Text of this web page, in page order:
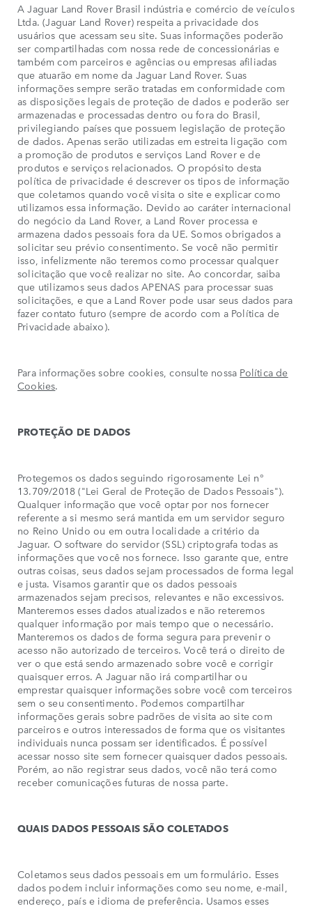
A Jaguar Land Rover Brasil indústria e comércio de veículos
Ltda. (Jaguar Land Rover) respeita a privacidade dos
usuários que acessam seu site. Suas informações poderão
ser compartilhadas com nossa rede de concessionárias e
também com parceiros e agências ou empresas afiliadas
que atuarão em nome da Jaguar Land Rover. Suas
informações sempre serão tratadas em conformidade com
as disposições legais de proteção de dados e poderão ser
armazenadas e processadas dentro ou fora do Brasil,
privilegiando países que possuem legislação de proteção
de dados. Apenas serão utilizadas em estreita ligação com
a promoção de produtos e serviços Land Rover e de
produtos e serviços relacionados. O propósito desta
política de privacidade é descrever os tipos de informação
que coletamos quando você visita o site e explicar como
utilizamos essa informação. Devido ao caráter internacional
do negócio da Land Rover, a Land Rover processa e
armazena dados pessoais fora da UE. Somos obrigados a
solicitar seu prévio consentimento. Se você não permitir
isso, infelizmente não teremos como processar qualquer
solicitação que você realizar no site. Ao concordar, saiba
que utilizamos seus dados APENAS para processar suas
solicitações, e que a Land Rover pode usar seus dados para
fazer contato futuro (sempre de acordo com a Política de
Privacidade abaixo).
Para informações sobre cookies, consulte nossa Política de
Cookies.
PROTEÇÃO DE DADOS
Protegemos os dados seguindo rigorosamente Lei n°
13.709/2018 ("Lei Geral de Proteção de Dados Pessoais").
Qualquer informação que você optar por nos fornecer
referente a si mesmo será mantida em um servidor seguro
no Reino Unido ou em outra localidade a critério da
Jaguar. O software do servidor (SSL) criptografa todas as
informações que você nos fornece. Isso garante que, entre
outras coisas, seus dados sejam processados de forma legal
e justa. Visamos garantir que os dados pessoais
armazenados sejam precisos, relevantes e não excessivos.
Manteremos esses dados atualizados e não reteremos
qualquer informação por mais tempo que o necessário.
Manteremos os dados de forma segura para prevenir o
acesso não autorizado de terceiros. Você terá o direito de
ver o que está sendo armazenado sobre você e corrigir
quaisquer erros. A Jaguar não irá compartilhar ou
emprestar quaisquer informações sobre você com terceiros
sem o seu consentimento. Podemos compartilhar
informações gerais sobre padrões de visita ao site com
parceiros e outros interessados de forma que os visitantes
individuais nunca possam ser identificados. É possível
acessar nosso site sem fornecer quaisquer dados pessoais.
Porém, ao não registrar seus dados, você não terá como
receber comunicações futuras de nossa parte.
QUAIS DADOS PESSOAIS SÃO COLETADOS
Coletamos seus dados pessoais em um formulário. Esses
dados podem incluir informações como seu nome, e-mail,
endereço, país e idioma de preferência. Usamos esses